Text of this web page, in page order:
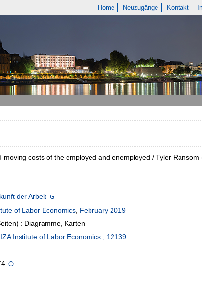
Home Neuzugänge Kontakt
moving costs of the employed and enemployed / Tyler
der Arbeit
of Labor Economics, February 2019
: Diagramme, Karten
Institute of Labor Economics ; 12139